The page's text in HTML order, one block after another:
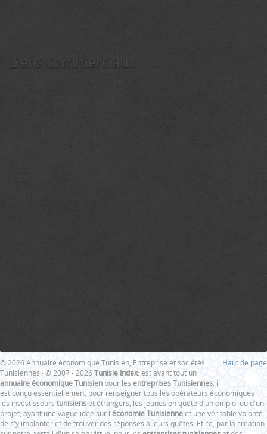
Liens commerciaux
Haut de page
© 2026 Annuaire économique Tunisien, Entreprise et sociétés
Tunisiennes · © 2007 - 2026Tunisie Index: est avant tout un
annuaire économique Tunisien pour les entreprises Tunisiennes , il
est conçu essentiellement pour renseigner tous les opérateurs économiques :
les investisseurs tunisienset étrangers, les jeunes en quête d'un emploi ou d'un
projet, ayant une vague idée sur l'économie Tunisienneet une véritable volonté
de s'y implanter et de trouver des réponses à leurs quêtes. Et ce, par la création